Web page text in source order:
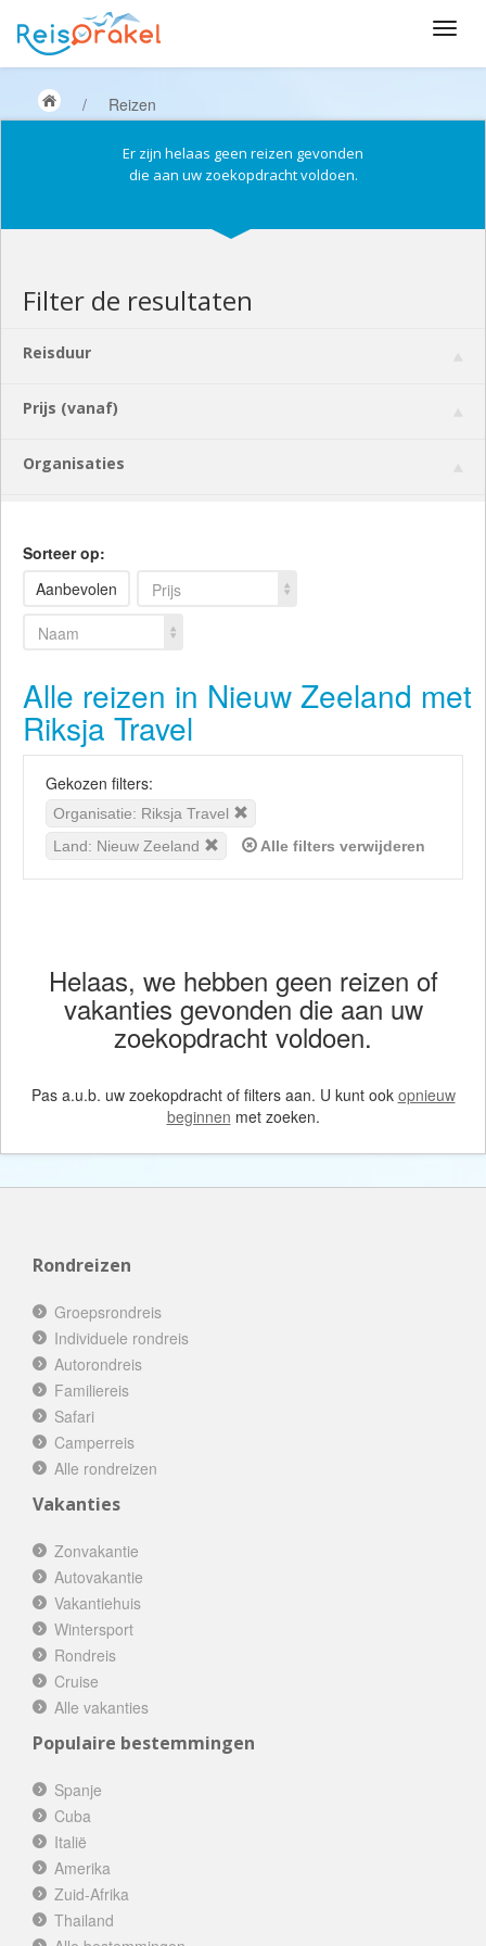
/ Reizen
Er zijn helaas geen reizen gevonden
die aan uw zoekopdracht voldoen.
Filter de resultaten
Reisduur
Prijs (vanaf)
Organisaties
Sorteer op:
Aanbevolen
Prijs
Naam
Alle reizen in Nieuw Zeeland met
Riksja Travel
Gekozen filters:
Organisatie: Riksja Travel
Land: Nieuw Zeeland
Alle filters verwijderen
Helaas, we hebben geen reizen of
vakanties gevonden die aan uw
zoekopdracht voldoen.
Pas a.u.b. uw zoekopdracht of filters aan. U kunt ook opnieuw
beginnen met zoeken.
Rondreizen
Groepsrondreis
Individuele rondreis
Autorondreis
Familiereis
Safari
Camperreis
Alle rondreizen
Vakanties
Zonvakantie
Autovakantie
Vakantiehuis
Wintersport
Rondreis
Cruise
Alle vakanties
Populaire bestemmingen
Spanje
Cuba
Italië
Amerika
Zuid-Afrika
Thailand